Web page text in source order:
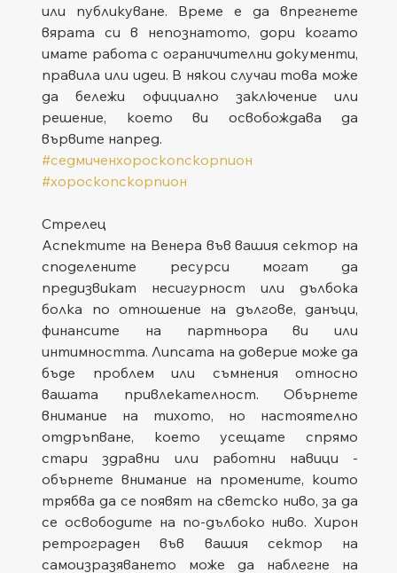
или публикуване. Време е да впрегнете
вярата си в непознатото, дори когато
имате работа с ограничителни документи,
правила или идеи. В някои случаи това може
да бележи официално заключение или
решение, което ви освобождава да
вървите напред.
#седмиченхороскопскорпион
#хороскопскорпион
Стрелец
Аспектите на Венера във вашия сектор на
споделените ресурси могат да
предизвикат несигурност или дълбока
болка по отношение на дългове, данъци,
финансите на партньора ви или
интимността. Липсата на доверие може да
бъде проблем или съмнения относно
вашата привлекателност. Обърнете
внимание на тихото, но настоятелно
отдръпване, което усещате спрямо
стари здравни или работни навици -
обърнете внимание на промените, които
трябва да се появят на светско ниво, за да
се освободите на по-дълбоко ниво. Хирон
ретрограден във вашия сектор на
самоизразяването може да наблегне на